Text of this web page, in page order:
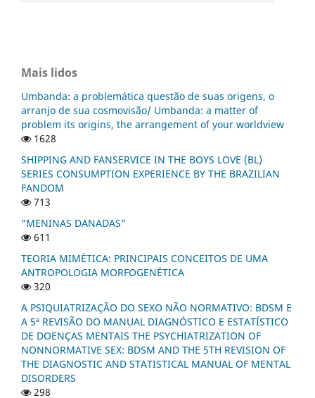
Mais lidos
Umbanda: a problemática questão de suas origens, o
arranjo de sua cosmovisão/ Umbanda: a matter of
problem its origins, the arrangement of your worldview
1628
SHIPPING AND FANSERVICE IN THE BOYS LOVE (BL)
SERIES CONSUMPTION EXPERIENCE BY THE BRAZILIAN
FANDOM
713
“MENINAS DANADAS”
611
TEORIA MIMÉTICA: PRINCIPAIS CONCEITOS DE UMA
ANTROPOLOGIA MORFOGENÉTICA
320
A PSIQUIATRIZAÇÃO DO SEXO NÃO NORMATIVO: BDSM E
A 5ª REVISÃO DO MANUAL DIAGNÓSTICO E ESTATÍSTICO
DE DOENÇAS MENTAIS THE PSYCHIATRIZATION OF
NONNORMATIVE SEX: BDSM AND THE 5TH REVISION OF
THE DIAGNOSTIC AND STATISTICAL MANUAL OF MENTAL
DISORDERS
298